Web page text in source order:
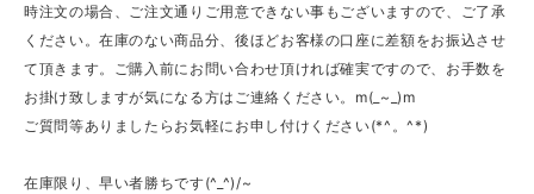
時注文の場合、ご注文通りご用意できない事もございますので、ご了承
ください。在庫のない商品分、後ほどお客様の口座に差額をお振込させ
て頂きます。ご購入前にお問い合わせ頂ければ確実ですので、お手数を
お掛け致しますが気になる方はご連絡ください。m(_~_)m
ご質問等ありましたらお気軽にお申し付けください(*^。^*)
在庫限り、早い者勝ちです(^_^)/~